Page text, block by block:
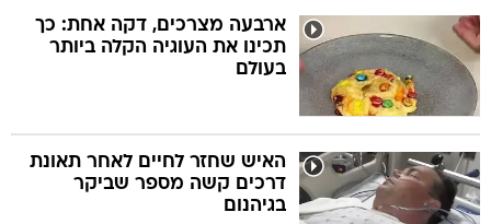
ארבעה מצרכים, דקה אחת: כך
תכינו את העוגיה הקלה ביותר
בעולם
האיש שחזר לחיים לאחר תאונת
דרכים קשה מספר שביקר
בגיהנום